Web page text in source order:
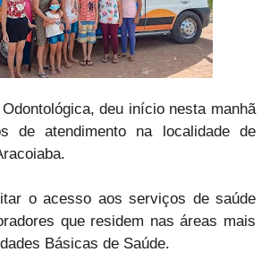
deu início nesta manhã
de atendimento na localidade de
o acesso aos serviços de saúde
que residem nas áreas mais
Básicas de Saúde.